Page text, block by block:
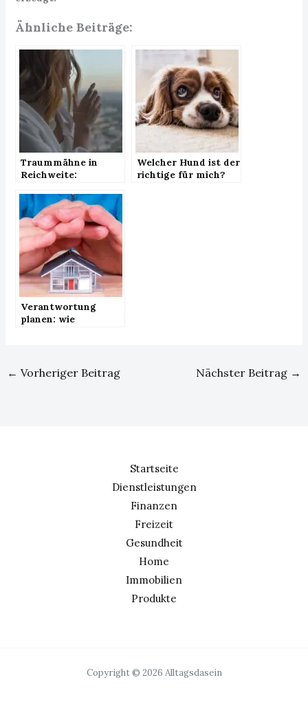
Ähnliche Beiträge:
Traummähne in
Reichweite:
Echthaar Extensions
für Deine
Haarpracht
Welcher Hund ist der
richtige für mich?
Verantwortung
planen: wie
← Vorheriger Beitrag Nächster Beitrag →
Startseite
Dienstleistungen
Finanzen
Freizeit
Gesundheit
Home
Immobilien
Produkte
Copyright © 2026 Alltagsdasein